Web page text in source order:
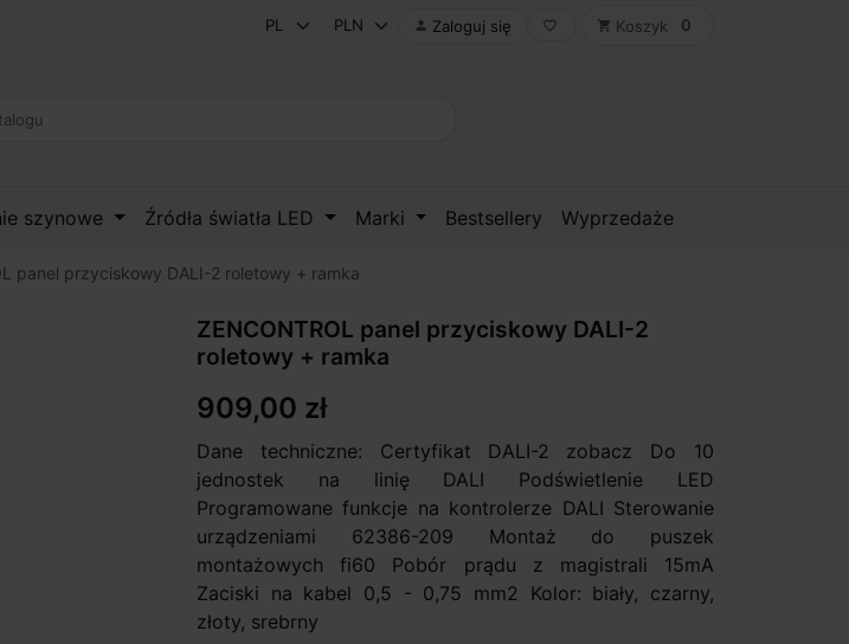
 Zaloguj się favorite_border shopping_cart Koszyk 0
szynowe Źródła światła LED Marki Bestsellery Wyprzedaże
panel przyciskowy DALI-2 roletowy + ramka
ZENCONTROL panel przyciskowy DALI-2
roletowy + ramka
909,00 zł
Dane techniczne: Certyfikat DALI-2 zobacz Do 10
jednostek na linię DALI Podświetlenie LED
Programowane funkcje na kontrolerze DALI Sterowanie
urządzeniami 62386-209 Montaż do puszek
montażowych fi60 Pobór prądu z magistrali 15mA
Zaciski na kabel 0,5 - 0,75 mm2 Kolor: biały, czarny,
złoty, srebrny